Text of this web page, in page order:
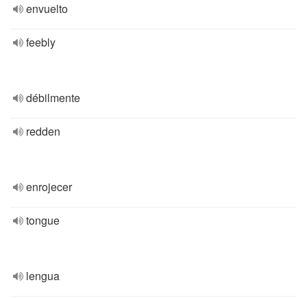
envuelto
feebly
débilmente
redden
enrojecer
tongue
lengua